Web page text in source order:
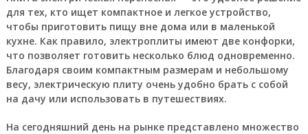
для тех, кто ищет компактное и легкое устройство,
чтобы приготовить пищу вне дома или в маленькой
кухне. Как правило, электроплиты имеют две конфорки,
что позволяет готовить несколько блюд одновременно.
Благодаря своим компактным размерам и небольшому
весу, электрическую плиту очень удобно брать с собой
на дачу или использовать в путешествиях.
На сегодняшний день на рынке представлено множество